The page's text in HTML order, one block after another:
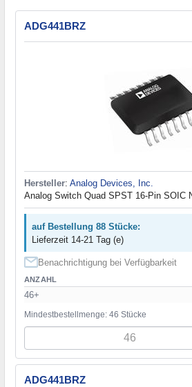
ADG441BRZ
Hersteller: Analog Devices, Inc.
Analog Switch Quad SPST 16-Pin SOIC
auf Bestellung 88 Stücke:
Lieferzeit 14-21 Tag (e)
Benachrichtigung bei Verfügbarkeit
ANZAHL
46+
Mindestbestellmenge: 46 Stücke
ADG441BRZ